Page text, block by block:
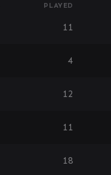
PLAYED
11
4
12
11
18